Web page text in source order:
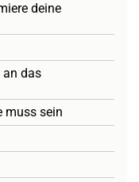
deine
an das
muss sein